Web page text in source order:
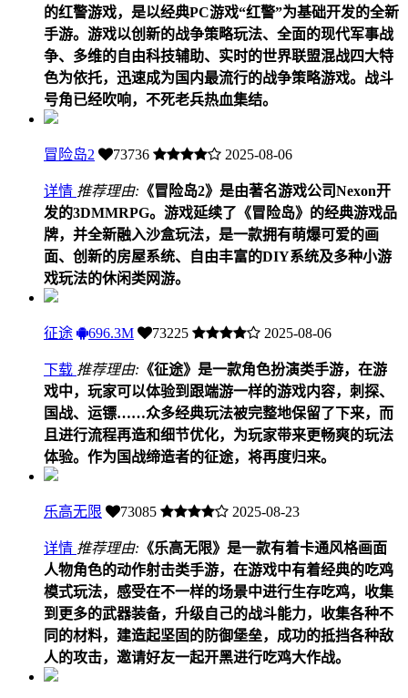
的红警游戏，是以经典PC游戏“红警”为基础开发的全新
手游。游戏以创新的战争策略玩法、全面的现代军事战
争、多维的自由科技辅助、实时的世界联盟混战四大特
色为依托，迅速成为国内最流行的战争策略游戏。战斗
号角已经吹响，不死老兵热血集结。
冒险岛2 73736 2025-08-06
详情 推荐理由: 《冒险岛2》是由著名游戏公司Nexon开
发的3DMMRPG。游戏延续了《冒险岛》的经典游戏品
牌，并全新融入沙盒玩法，是一款拥有萌爆可爱的画
面、创新的房屋系统、自由丰富的DIY系统及多种小游
戏玩法的休闲类网游。
征途 696.3M 73225 2025-08-06
下载 推荐理由: 《征途》是一款角色扮演类手游，在游
戏中，玩家可以体验到跟端游一样的游戏内容，刺探、
国战、运镖……众多经典玩法被完整地保留了下来，而
且进行流程再造和细节优化，为玩家带来更畅爽的玩法
体验。作为国战缔造者的征途，将再度归来。
乐高无限 73085 2025-08-23
详情 推荐理由: 《乐高无限》是一款有着卡通风格画面
人物角色的动作射击类手游，在游戏中有着经典的吃鸡
模式玩法，感受在不一样的场景中进行生存吃鸡，收集
到更多的武器装备，升级自己的战斗能力，收集各种不
同的材料，建造起坚固的防御堡垒，成功的抵挡各种敌
人的攻击，邀请好友一起开黑进行吃鸡大作战。